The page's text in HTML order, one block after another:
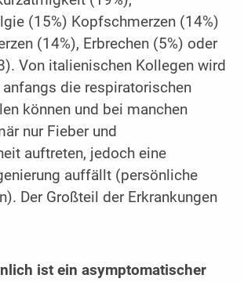
(15%) Kopfschmerzen (14%)
(14%), Erbrechen (5%) oder
Von italienischen Kollegen wird
die respiratorischen
können und bei manchen
nur Fieber und
auftreten, jedoch eine
auffällt (persönliche
Der Großteil der Erkrankungen
ist ein asymptomatischer